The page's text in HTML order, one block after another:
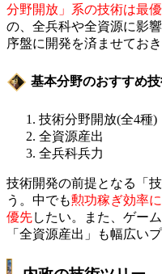
分野開放」系の技術は最
の、全兵科や全資源に影
序盤に開発を済ませておき
基本分野のおすすめ
技術分野開放(全4種)
全資源産出
全兵科兵力
技術開発の前提となる「
う。中でも勲功稼ぎ効率
優先したい。また、ゲー
「全資源産出」も幅広い